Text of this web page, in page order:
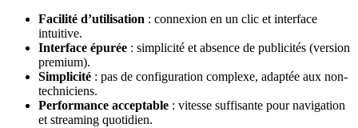
Facilité d’utilisation : connexion en un clic et interface
intuitive.
Interface épurée : simplicité et absence de publicités (version
premium).
Simplicité : pas de configuration complexe, adaptée aux non-
techniciens.
Performance acceptable : vitesse suffisante pour navigation
et streaming quotidien.